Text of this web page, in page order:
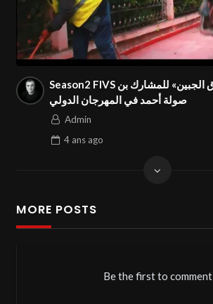
Season2 FIVS فيديو بعنوان « عرق الجبين» للمشارك بن
صولة أحمد في المهرجان الدولي
Admin
4 ans ago
MORE POSTS
Be the first to comment